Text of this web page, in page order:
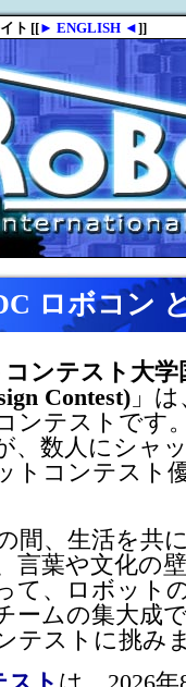
ロボコン
ンテスト大学
Contest) 」
ンテストです
、数人にシャ
トコンテスト
間、生活を共
言葉や文化の
て、ロボット
ームの集大成
テストに挑み